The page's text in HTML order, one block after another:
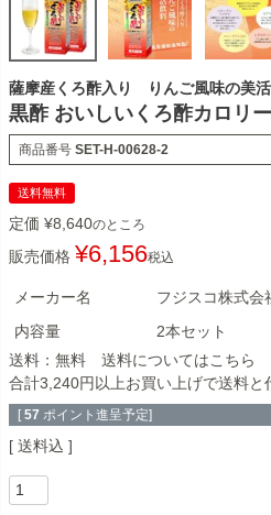
薩摩産くろ酢入り りんご風味の美
黒酢 おいしいくろ酢カロリ
商品番号 SET-H-00628-2
送料無料
定価 ¥8,640のところ
販売価格 ¥6,156税込
メーカー名
フジスコ株式会
内容量
2本セット
送料：無料 送料についてはこちら
合計3,240円以上お買い上げで送料と
[ 57 ポイント進呈予定]
送料込